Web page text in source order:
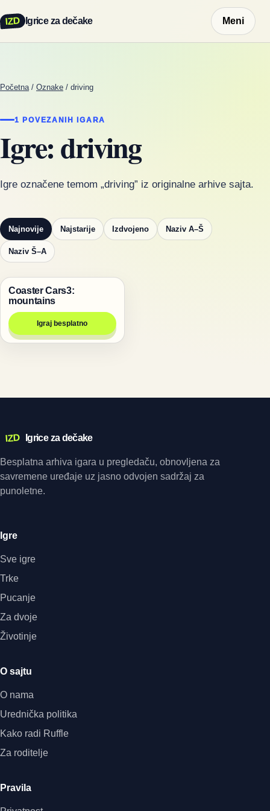
IZD Igrice za dečake Meni
Početna / Oznake / driving
1 POVEZANIH IGARA
Igre: driving
Igre označene temom „driving” iz originalne arhive sajta.
Najnovije Najstarije Izdvojeno Naziv A–Š
Naziv Š–A
Igre
Coaster Cars3:
mountains
Igraj besplatno
IZD Igrice za dečake
Besplatna arhiva igara u pregledaču, obnovljena za
savremene uređaje uz jasno odvojen sadržaj za
punoletne.
Igre
Sve igre
Trke
Pucanje
Za dvoje
Životinje
O sajtu
O nama
Urednička politika
Kako radi Ruffle
Za roditelje
Pravila